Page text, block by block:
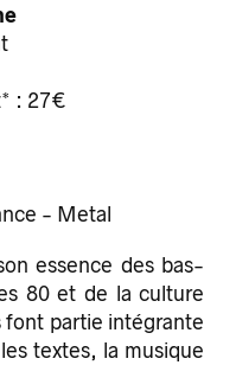
: 27€
- Metal
essence des bas-
80 et de la culture
font partie intégrante
textes, la musique